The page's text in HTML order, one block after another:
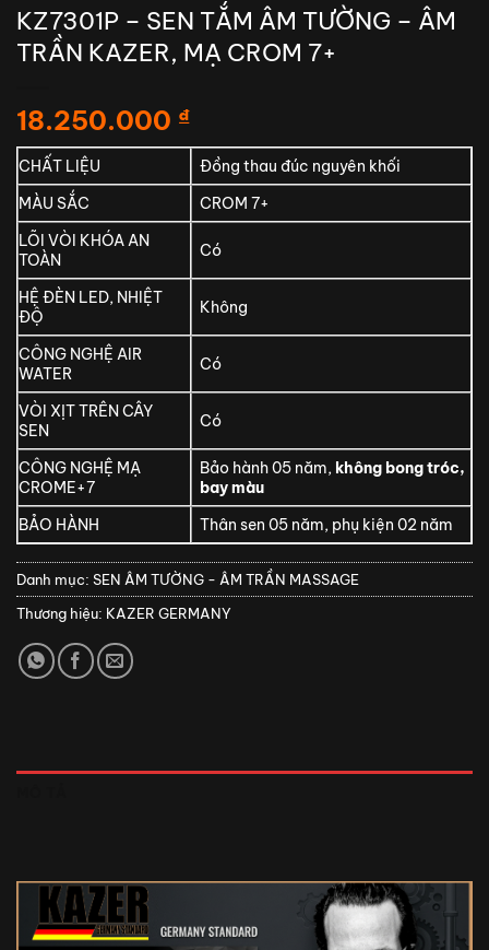
KZ7301P – SEN TẮM ÂM TƯỜNG – ÂM
TRẦN KAZER, MẠ CROM 7+
18.250.000 ₫
CHẤT LIỆU
Đồng thau đúc nguyên khối
MÀU SẮC
CROM 7+
LÕI VÒI KHÓA AN
TOÀN
Có
HỆ ĐÈN LED, NHIỆT
ĐỘ
Không
CÔNG NGHỆ AIR
WATER
Có
VÒI XỊT TRÊN CÂY
SEN
Có
CÔNG NGHỆ MẠ
CROME+7
Bảo hành 05 năm, không bong tróc,
bay màu
BẢO HÀNH
Thân sen 05 năm, phụ kiện 02 năm
Danh mục: SEN ÂM TƯỜNG - ÂM TRẦN MASSAGE
Thương hiệu: KAZER GERMANY